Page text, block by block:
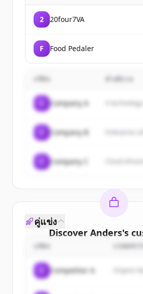
2 20four7VA
F Food Pedaler
คำอธิบาย
Company A A
Company B
Company C
Discover Anders's
Sign up for free to view
New accounts include
คู่แข่ง
Competitor A Organic